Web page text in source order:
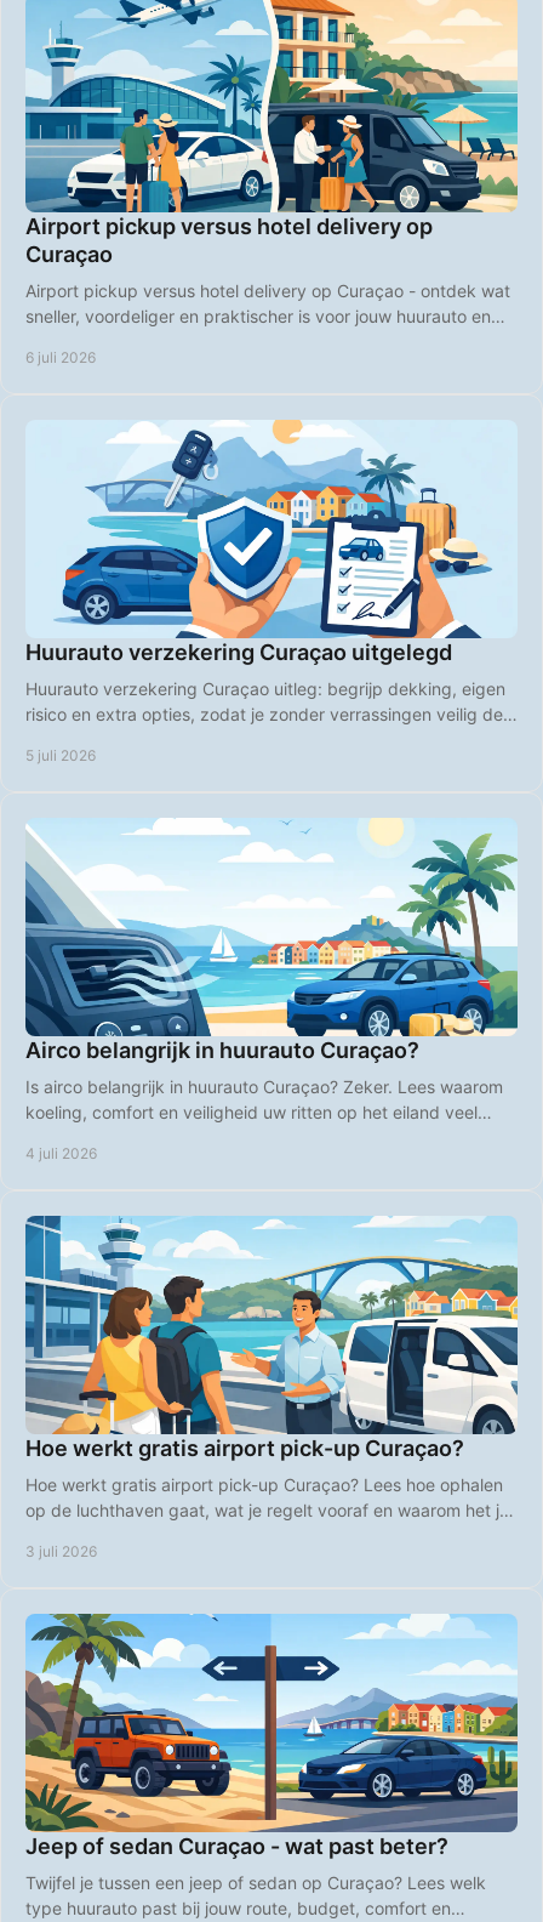
Airport pickup versus hotel delivery op
Curaçao
Airport pickup versus hotel delivery op Curaçao - ontdek wat
sneller, voordeliger en praktischer is voor jouw huurauto en
6 juli 2026
Huurauto verzekering Curaçao uitgelegd
Huurauto verzekering Curaçao uitleg: begrijp dekking, eigen
risico en extra opties, zodat je zonder verrassingen veilig de
5 juli 2026
Airco belangrijk in huurauto Curaçao?
Is airco belangrijk in huurauto Curaçao? Zeker. Lees waarom
koeling, comfort en veiligheid uw ritten op het eiland veel
4 juli 2026
Hoe werkt gratis airport pick-up Curaçao?
Hoe werkt gratis airport pick-up Curaçao? Lees hoe ophalen
op de luchthaven gaat, wat je regelt vooraf en waarom het je
3 juli 2026
Jeep of sedan Curaçao - wat past beter?
Twijfel je tussen een jeep of sedan op Curaçao? Lees welk
type huurauto past bij jouw route, budget, comfort en